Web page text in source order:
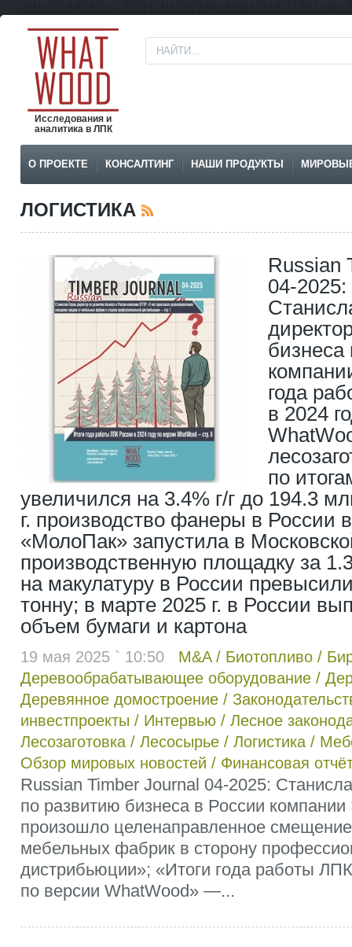
Исследования и
аналитика в ЛПК
О ПРОЕКТЕ КОНСАЛТИНГ НАШИ ПРОДУКТЫ
ЛОГИСТИКА
Russian
04-
бизнеса
года
в 2024
по
увеличился на 3.4% г/г до 194.3
г. производство фанеры в России
«МолоПак» запустила в
производственную площадку за
на макулатуру в России
тонну; в марте 2025 г. в России
объем бумаги и картона
19 мая 2025 ` 10:50 M&A/ Биотопливо /
Деревообрабатывающее оборудование /
Деревянное домостроение /
инвестпроекты / Интервью / Лесное
Лесозаготовка / Лесосырье / Логистика /
Обзор мировых новостей / Финансовая
Russian Timber Journal 04-2025:
по развитию бизнеса в России
произошло целенаправленное
мебельных фабрик в сторону
дистрибьюции»; «Итоги года работы
по версии WhatWood» —...